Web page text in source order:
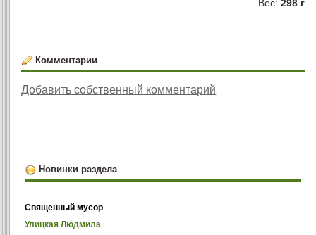
Вес: 298 г
Комментарии
Добавить собственный комментарий
Новинки раздела
Священный мусор
Улицкая Людмила